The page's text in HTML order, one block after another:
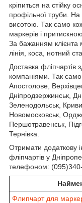
кріпиться на стійку
профільної труби.
висотою. Так само
маркерів і
За бажанням клієнта
лінія, коса, нотний
Доставка фліпчартів
компаніями. Так само
Апостолове,
Дніпродзержинськ,
Зеленодольськ,
Новомосковськ,
Першотравенськ,
Тернівка.
Отримати додаткову
фліпчартів у
телефоном:
Флипчарт для